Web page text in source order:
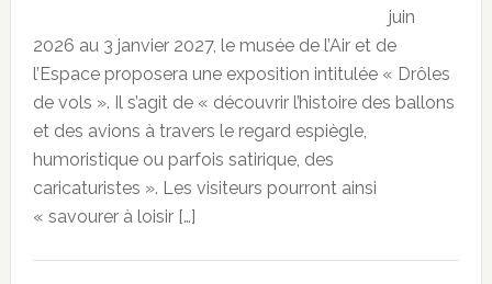
juin
2026 au 3 janvier 2027, le musée de l’Air et de
l’Espace proposera une exposition intitulée « Drôles
de vols ». Il s’agit de « découvrir l’histoire des ballons
et des avions à travers le regard espiègle,
humoristique ou parfois satirique, des
caricaturistes ». Les visiteurs pourront ainsi
« savourer à loisir […]